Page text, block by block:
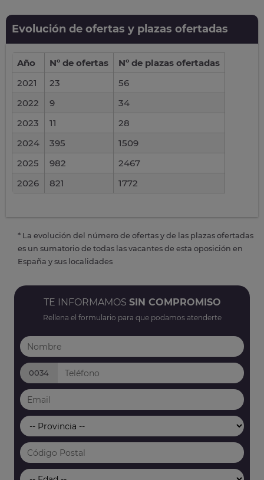
Evolución de ofertas y plazas ofertadas
Año Nº de ofertas
Nº de plazas ofertadas
2021
23
56
2022
9
34
2023
11
28
2024
395
1509
2025
982
2467
2026
821 1772
* La evolución del número de ofertas y de las plazas ofertadas
es un sumatorio de todas las vacantes de esta oposición en
España y sus localidades
TE INFORMAMOS SIN COMPROMISO
Rellena el formulario para que podamos atenderte
0034